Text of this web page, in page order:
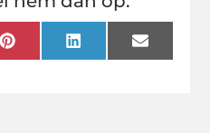
PinterestLinkedInEmail